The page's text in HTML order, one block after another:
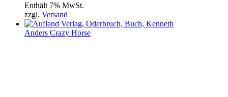
Enthält 7% MwSt.
zzgl. Versand